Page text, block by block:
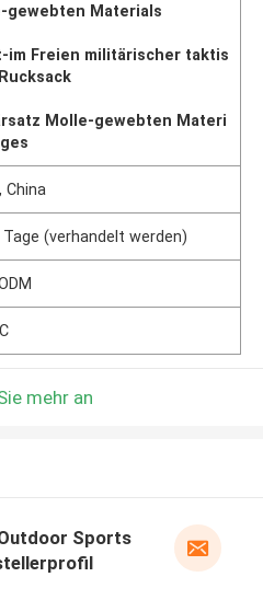
gewebten Materials
im Freien militärischer taktis
Molle-gewebten Materi
China
Tage (verhandelt werden)
mehr an
Sports